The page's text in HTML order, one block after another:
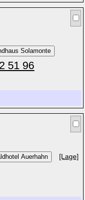
51 96
[Lage]